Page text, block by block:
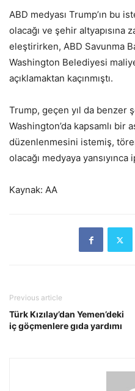
ABD medyası Trump’ın bu
olacağı ve şehir altyapısına
eleştirirken, ABD Savunma
Washington Belediyesi
açıklamaktan kaçınmıştı.
Trump, geçen yıl da benzer
Washington’da kapsamlı bir
düzenlenmesini istemiş,
olacağı medyaya
Kaynak: AA
Previous article
Türk Kızılay’dan Yemen’deki
iç göçmenlere gıda yardımı